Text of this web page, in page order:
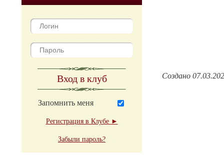
Вход в клуб
Запомнить меня
Регистрация в Клубе ►
Забыли пароль?
Создано